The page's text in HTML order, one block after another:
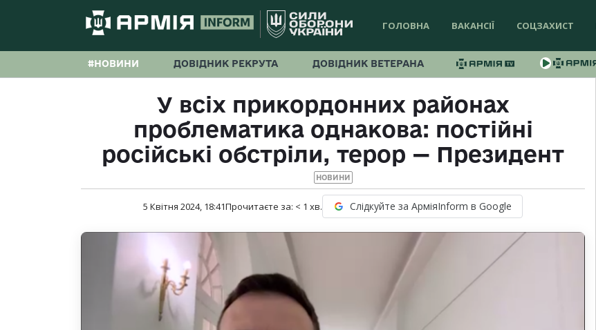
ГОЛОВНА ВАКАНСІЇ СОЦЗАХИСТ
#НОВИНИ ДОВІДНИК РЕКРУТА ДОВІДНИК ВЕТЕРАНА
У всіх прикордонних районах
проблематика однакова: постійні
російські обстріли, терор — Президент
НОВИНИ
5 Квітня 2024, 18:41Прочитаєте за: < 1 хв. Слідкуйте за АрміяInform в Google